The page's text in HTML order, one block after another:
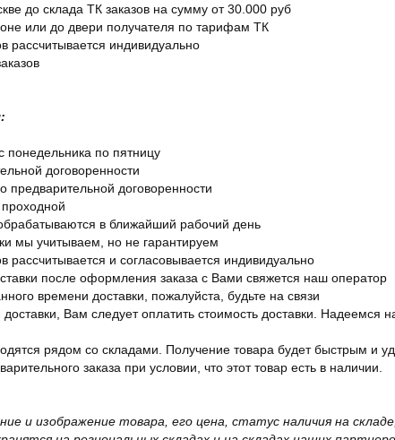
до склада ТК заказов на сумму от 30.000 руб
или до двери получателя по тарифам ТК
рассчитывается индивидуально
понедельника по пятницу
договоренности
предварительной договоренности
в ближайший рабочий день
мы учитываем, но не гарантируем
рассчитывается и согласовывается индивидуально
после оформления заказа с Вами свяжется наш оператор
времени доставки, пожалуйста, будьте на связи
Вам следует оплатить стоимость доставки. Надеемся
рядом со складами. Получение товара будет быстрым и
заказа при условии, что этот товар есть в наличии.
и изображение товара, его цена, статус наличия на